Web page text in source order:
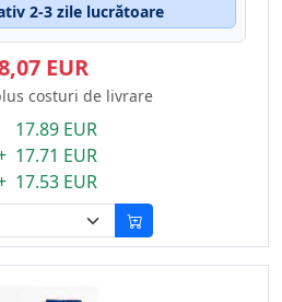
2-3 zile lucrătoare
EUR
costuri de livrare
17.89 EUR
17.71 EUR
17.53 EUR